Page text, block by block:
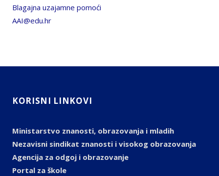
Blagajna uzajamne pomoći
AAI@edu.hr
KORISNI LINKOVI
Ministarstvo znanosti, obrazovanja i mladih
Nezavisni sindikat znanosti i visokog obrazovanja
Agencija za odgoj i obrazovanje
Portal za škole